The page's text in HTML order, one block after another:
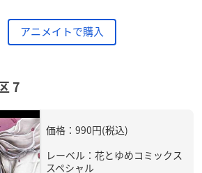
アニメイトで購入
7
価格：990円(税込)
レーベル：花とゆめコミックス
スペシャル